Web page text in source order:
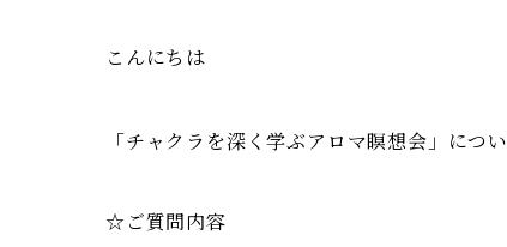
こんにちは
「チャクラを深く学ぶアロマ瞑想会」につい
☆ご質問内容